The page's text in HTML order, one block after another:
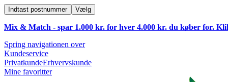
Indtast postnummer Vælg
Mix & Match - spar 1.000 kr. for hver 4.000 kr. du køber for.
Spring navigationen over
Kundeservice
PrivatkundeErhvervskunde
Mine favoritter